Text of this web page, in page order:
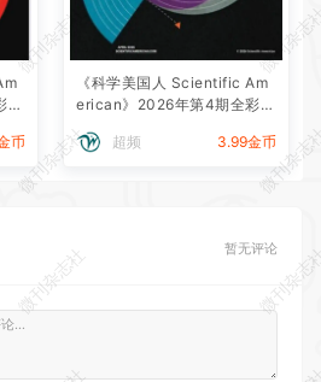
精
币
《科学美国人 Scientific Am
erican》2026年第4期全彩精
超频
3.99金币
暂无评论
微刊杂志社
微刊杂
微刊杂志社
微刊杂
微刊杂志社
微刊杂